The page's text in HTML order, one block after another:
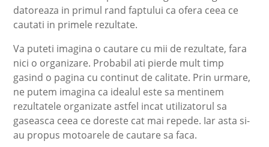
datoreaza in primul rand faptului ca ofera ceea ce
cautati in primele rezultate.
Va puteti imagina o cautare cu mii de rezultate, fara
nici o organizare. Probabil ati pierde mult timp
gasind o pagina cu continut de calitate. Prin urmare,
ne putem imagina ca idealul este sa mentinem
rezultatele organizate astfel incat utilizatorul sa
gaseasca ceea ce doreste cat mai repede. Iar asta si-
au propus motoarele de cautare sa faca.